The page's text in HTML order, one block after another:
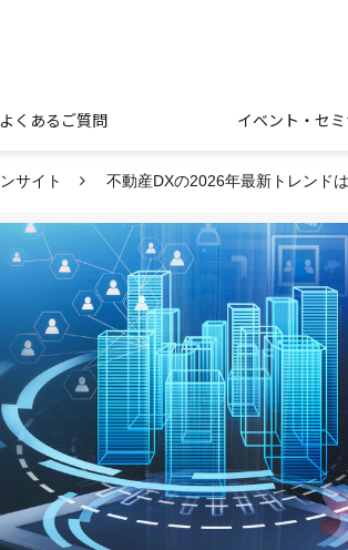
よくあるご質問 イベント・セ
サイト 不動産DXの2026年最新トレンド